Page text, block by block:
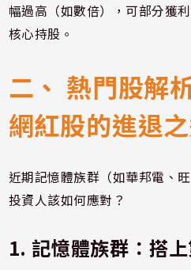
幅過高（如數倍），可部分獲
核心持股。
二、 熱門股解
網紅股的進退
近期記憶體族群（如華邦電、
投資人該如何應對？
1. 記憶體族群：搭